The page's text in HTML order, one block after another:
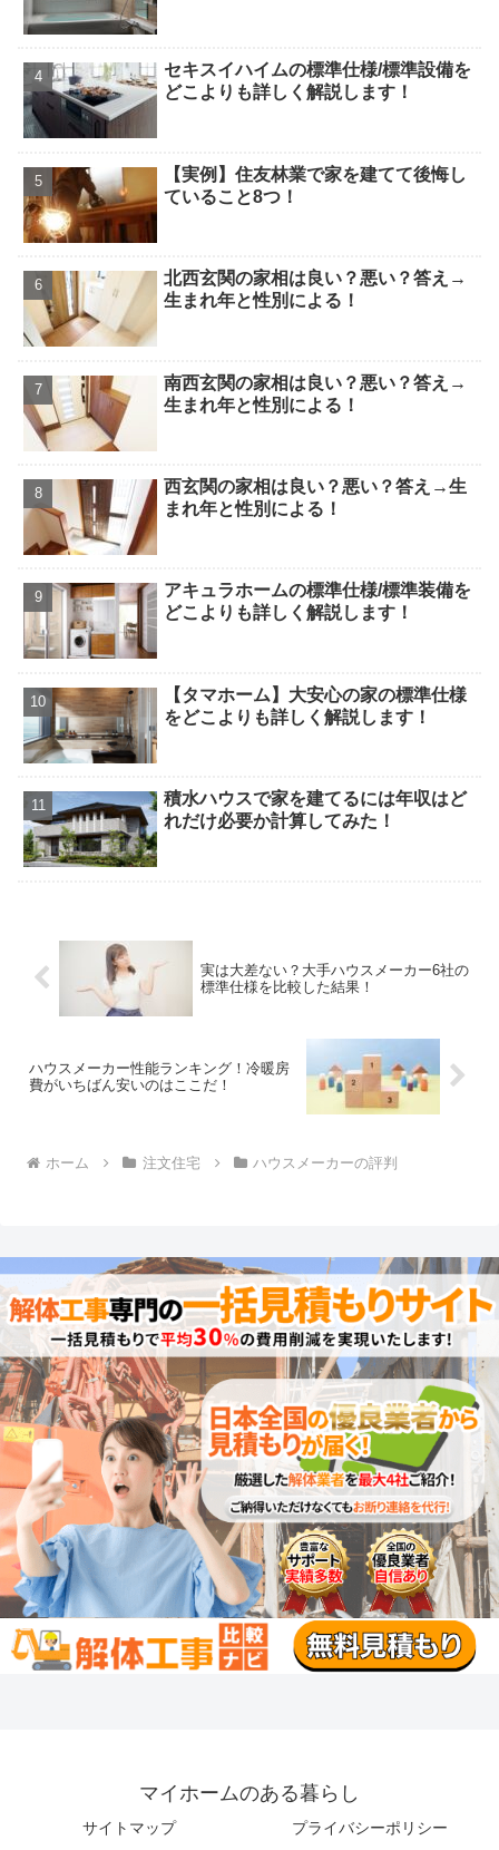
セキスイハイムの標準仕様/標準設備を
どこよりも詳しく解説します！
【実例】住友林業で家を建てて後悔し
ていること8つ！
北西玄関の家相は良い？悪い？答え→
生まれ年と性別による！
南西玄関の家相は良い？悪い？答え→
生まれ年と性別による！
西玄関の家相は良い？悪い？答え→生
まれ年と性別による！
アキュラホームの標準仕様/標準装備を
どこよりも詳しく解説します！
【タマホーム】大安心の家の標準仕様
をどこよりも詳しく解説します！
積水ハウスで家を建てるには年収はど
れだけ必要か計算してみた！
実は大差ない？大手ハウスメーカー6社の
標準仕様を比較した結果！
ハウスメーカー性能ランキング！冷暖房
費がいちばん安いのはここだ！
ホーム 注文住宅 ハウスメーカーの評判
マイホームのある暮らし
サイトマップ プライバシーポリシー